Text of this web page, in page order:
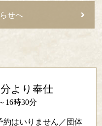
せへ
より奉仕
16時30分
約はいりません／団体